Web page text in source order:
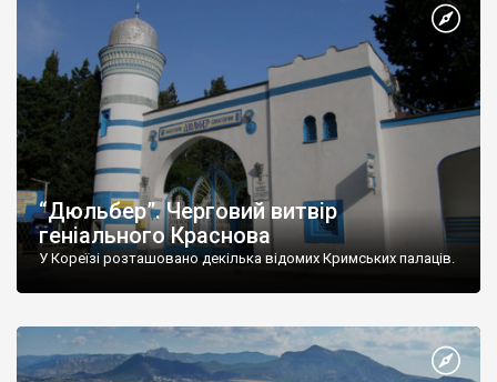
“Дюльбер”. Черговий витвір
геніального Краснова
У Кореїзі розташовано декілька відомих Кримських палаців.